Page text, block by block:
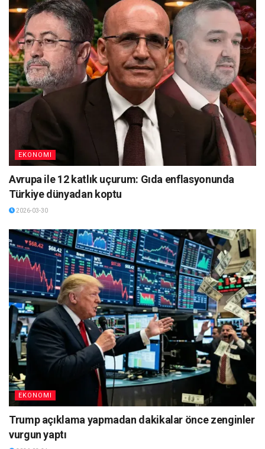
EKONOMI
Avrupa ile 12 katlık uçurum: Gıda enflasyonunda
Türkiye dünyadan koptu
2026-03-30
EKONOMI
Trump açıklama yapmadan dakikalar önce zenginler
vurgun yaptı